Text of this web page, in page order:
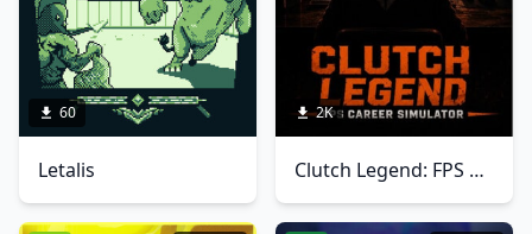
60
Letalis
2K
Clutch Legend: FPS Career Simulator